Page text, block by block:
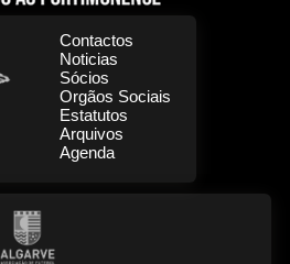
Contactos
Noticias
Sócios
Orgãos Sociais
Estatutos
Arquivos
Agenda